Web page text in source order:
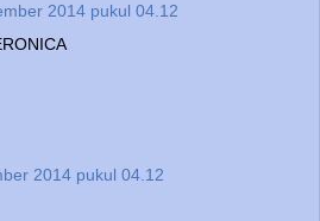
2014 pukul 04.12
2014 pukul 04.12